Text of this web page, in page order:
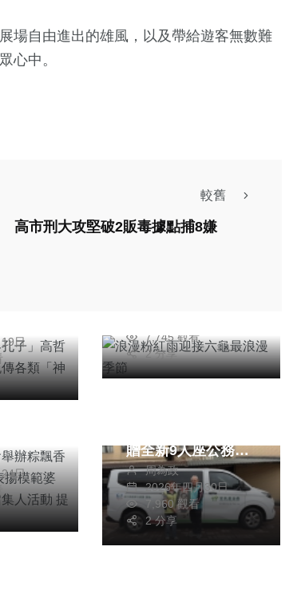
場自由進出的雄風，以及帶給遊客無數難
心中。
較舊
高市刑大攻堅破2販毒據點捕8嫌
界孔
日
綜合新聞
7,745 觀看
2 分享
會舉辦
集人活
節
日
社會 綜合新聞
健康 文教
贈全新9人座公務車
給彰化家扶。（照片
家扶提供）
周為政
2026年四月30日
7,960 觀看
2 分享